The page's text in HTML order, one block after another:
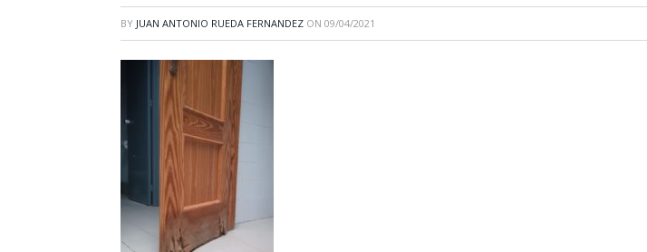
BY JUAN ANTONIO RUEDA FERNANDEZ ON 09/04/2021